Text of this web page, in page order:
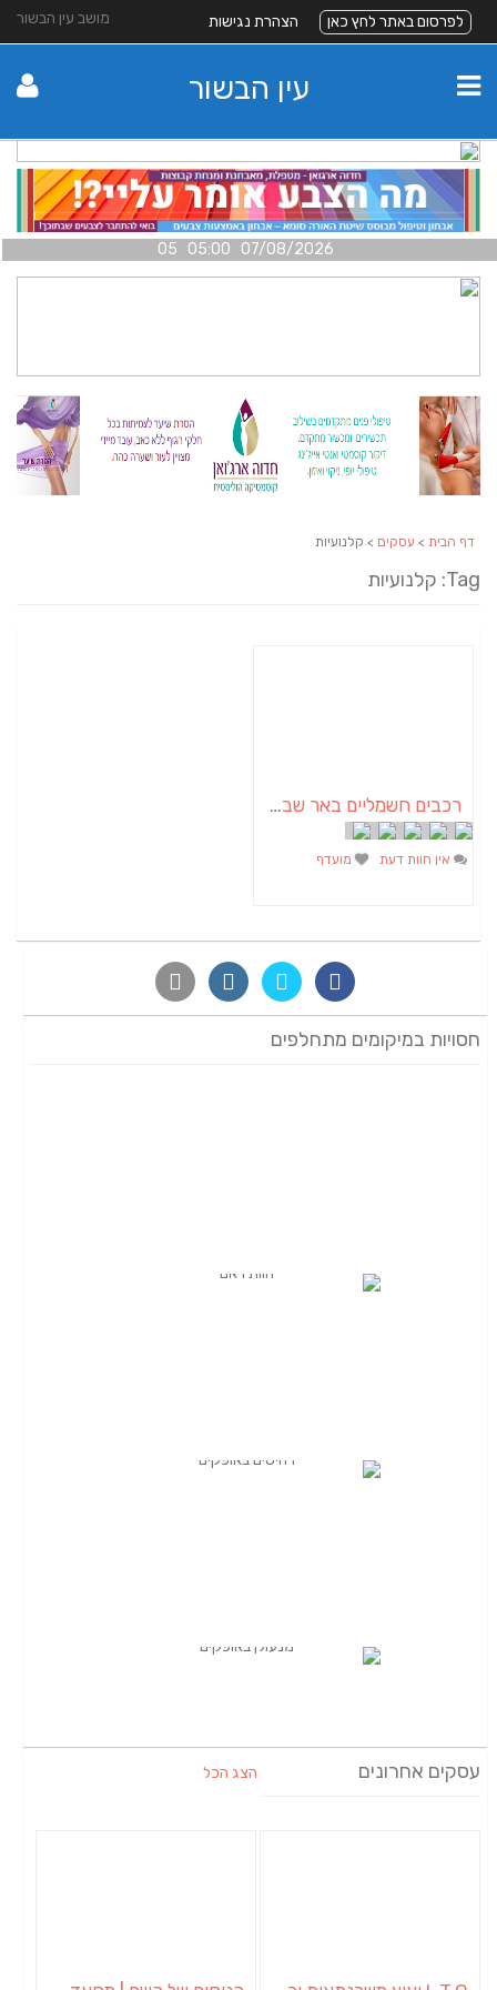
מושב עין הבשור לפרסום באתר לחץ כאן הצהרת נגישות
עין הבשור
07/08/2026 05:00 05
דף הבית > עסקים > קלנועיות
Tag: קלנועיות
רכבים חשמליים באר שבע | קלנועית, גולף קאר, רכבי עבודה, קטנוע חשמלי
אין חוות דעת מועדף
חסויות במיקומים מתחלפים
עסקים אחרונים הצג הכל